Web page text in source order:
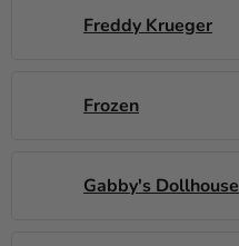
Freddy Krueger
Frozen
Gabby's Dollhouse